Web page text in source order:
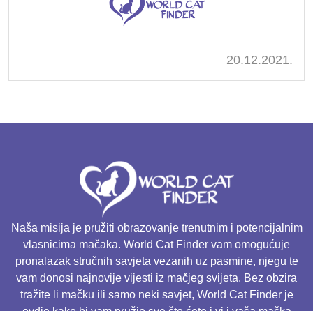
20.12.2021.
Naša misija je pružiti obrazovanje trenutnim i potencijalnim
vlasnicima mačaka. World Cat Finder vam omogućuje
pronalazak stručnih savjeta vezanih uz pasmine, njegu te
vam donosi najnovije vijesti iz mačjeg svijeta. Bez obzira
tražite li mačku ili samo neki savjet, World Cat Finder je